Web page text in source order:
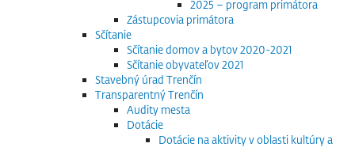
2025 – program primátora
Zástupcovia primátora
Sčítanie
Sčítanie domov a bytov 2020-2021
Sčítanie obyvateľov 2021
Stavebný úrad Trenčín
Transparentný Trenčín
Audity mesta
Dotácie
Dotácie na aktivity v oblasti kultúry a